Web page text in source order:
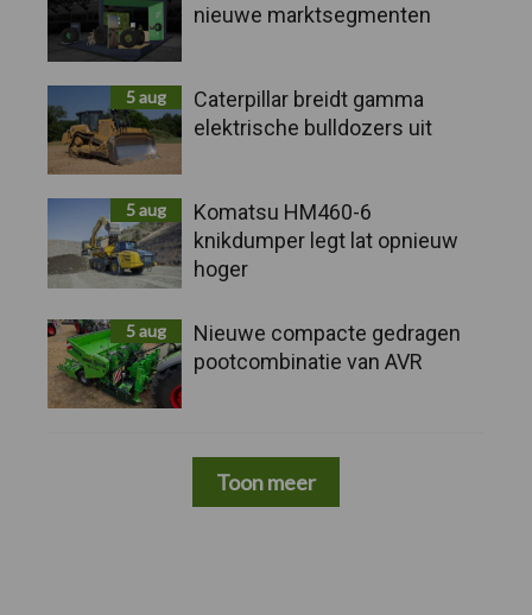
nieuwe marktsegmenten
5 aug
Caterpillar breidt gamma
elektrische bulldozers uit
5 aug
Komatsu HM460-6
knikdumper legt lat opnieuw
hoger
5 aug
Nieuwe compacte gedragen
pootcombinatie van AVR
Toon meer